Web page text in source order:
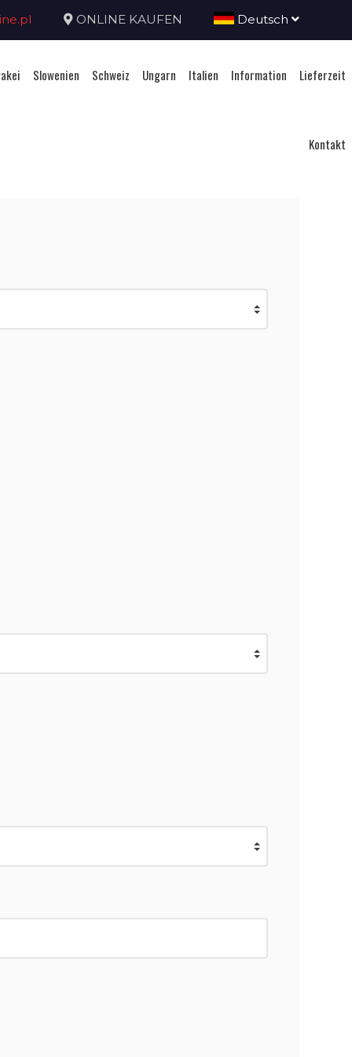
ONLINE KAUFEN Deutsch
Slowenien Schweiz Ungarn Italien Information Lieferzeit
Kontakt